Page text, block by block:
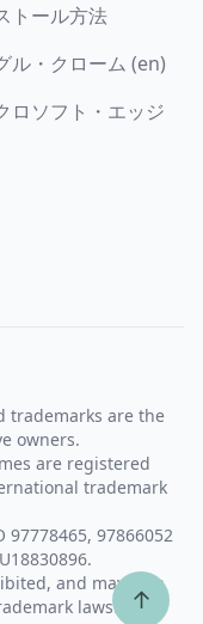
トール方法
ル・クローム (en)
ロソフト・エッジ
trademarks are the
owners.
are registered
trademark
97866052
and may be a
laws.
↑